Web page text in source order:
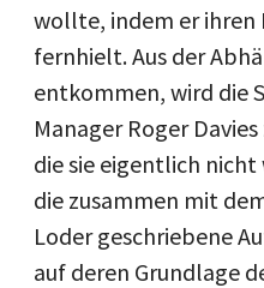
wollte, indem er ihren
fernhielt. Aus der
entkommen, wird die
Manager Roger
die sie eigentlich
die zusammen mit
Loder geschriebene
auf deren Grundlage